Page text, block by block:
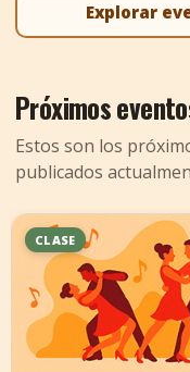
Explorar
Próximos
Estos son los
publicados
CLASE